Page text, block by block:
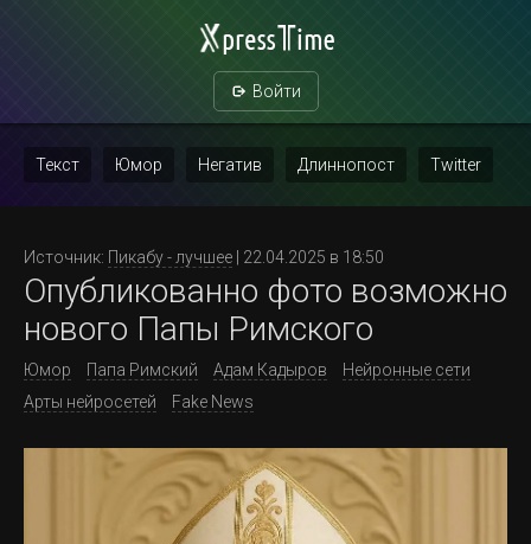
Войти
Текст Юмор Негатив Длиннопост Twitter
Повтор
Источник: Пикабу - лучшее | 22.04.2025 в 18:50
Опубликованно фото возможно
нового Папы Римского
Юмор Папа Римский Адам Кадыров
Нейронные сети
Арты нейросетей
Fake News